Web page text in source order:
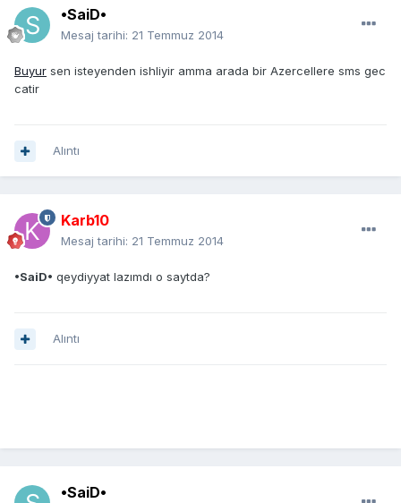
•SaiD•
Mesaj tarihi: 21 Temmuz 2014
Buyur sen isteyenden ishliyir amma arada bir Azercellere sms gec
catir
Alıntı
Karb10
Mesaj tarihi: 21 Temmuz 2014
•SaiD• qeydiyyat lazımdı o saytda?
Alıntı
•SaiD•